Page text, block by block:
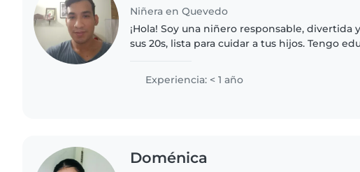
Niñera en Quevedo
¡Hola! Soy una niñero responsable, divertida
sus 20s, lista para cuidar a tus hijos. Tengo
ayuda con..
Experiencia: < 1 año
Doménica